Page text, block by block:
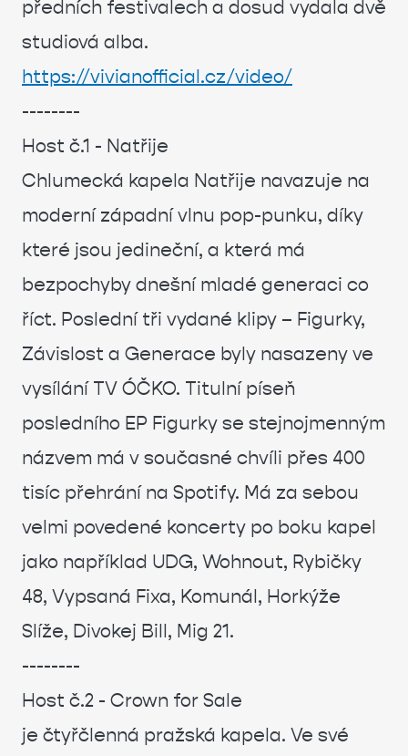
předních festivalech a dosud vydala dvě
studiová alba.
https://vivianofficial.cz/video/
--------
Host č.1 - Natřije
Chlumecká kapela Natřije navazuje na
moderní západní vlnu pop-punku, díky
které jsou jedineční, a která má
bezpochyby dnešní mladé generaci co
říct. Poslední tři vydané klipy – Figurky,
Závislost a Generace byly nasazeny ve
vysílání TV ÓČKO. Titulní píseň
posledního EP Figurky se stejnojmenným
názvem má v současné chvíli přes 400
tisíc přehrání na Spotify. Má za sebou
velmi povedené koncerty po boku kapel
jako například UDG, Wohnout, Rybičky
48, Vypsaná Fixa, Komunál, Horkýže
Slíže, Divokej Bill, Mig 21.
--------
Host č.2 - Crown for Sale
je čtyřčlenná pražská kapela. Ve své